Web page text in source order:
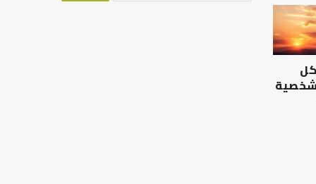
الرصيد
التربوي
والطفولة
المبكرة
..
كيف
شخصية